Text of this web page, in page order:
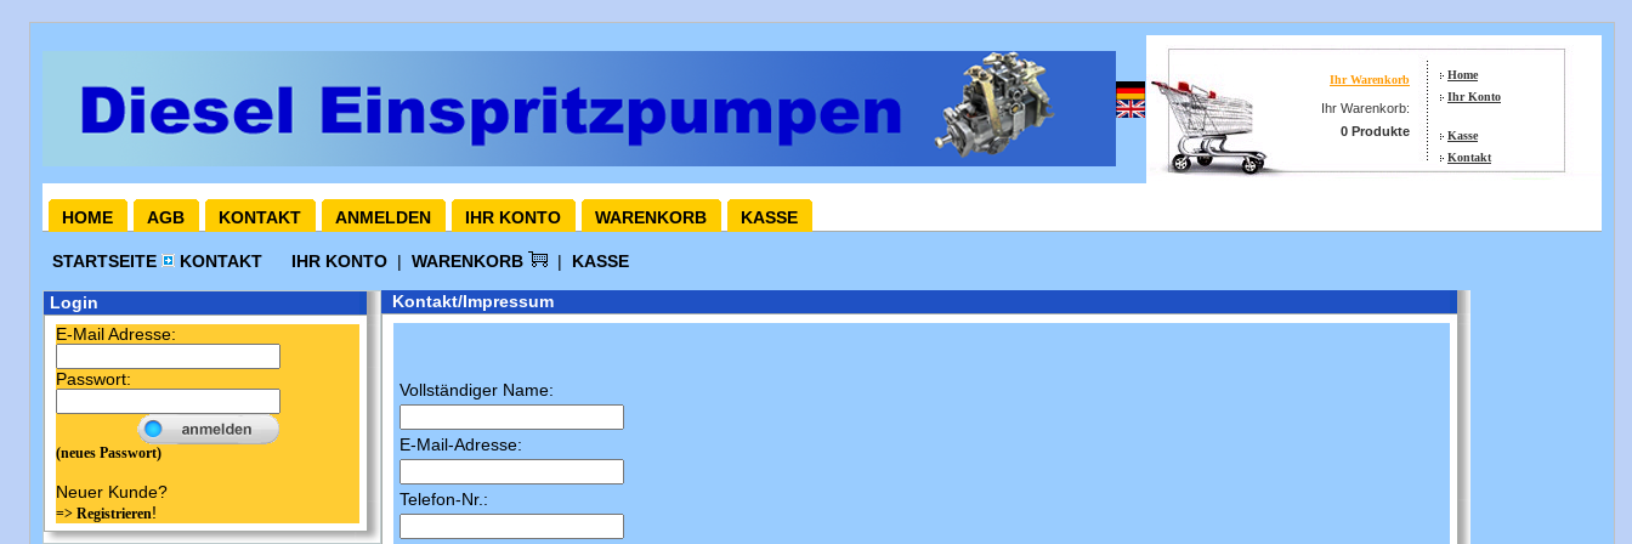
Ihr Warenkorb
Ihr Warenkorb:
0 Produkte
Home
Ihr Konto
Kasse
Kontakt
HOME AGB KONTAKT ANMELDEN IHR KONTO WARENKORB KASSE
STARTSEITE KONTAKT IHR KONTO | WARENKORB | KASSE
Login
E-Mail Adresse:
Passwort:
(neues Passwort)
Neuer Kunde?
=> Registrieren!
Kontakt/Impressum
Vollständiger Name:
E-Mail-Adresse:
Telefon-Nr.: